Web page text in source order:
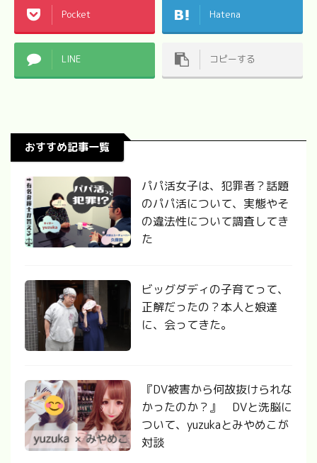
Pocket Hatena
LINE コピーする
おすすめ記事一覧
パパ活女子は、犯罪者？話題
のパパ活について、実態やそ
の違法性について調査してき
た
ビッグダディの子育てって、
正解だったの？本人と娘達
に、会ってきた。
『DV被害から何故抜けられな
かったのか？』 DVと洗脳に
ついて、yuzukaとみやめこが
対談